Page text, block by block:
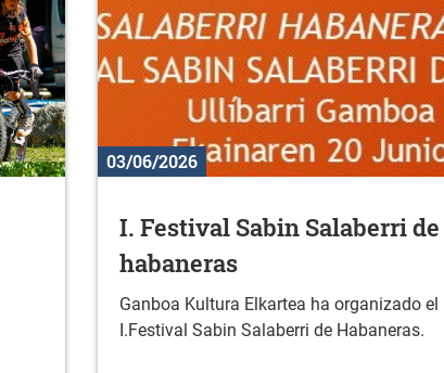
03/06/2026
I. Festival Sabin Salaberri de
habaneras
Ganboa Kultura Elkartea ha organizado el
I.Festival Sabin Salaberri de Habaneras.